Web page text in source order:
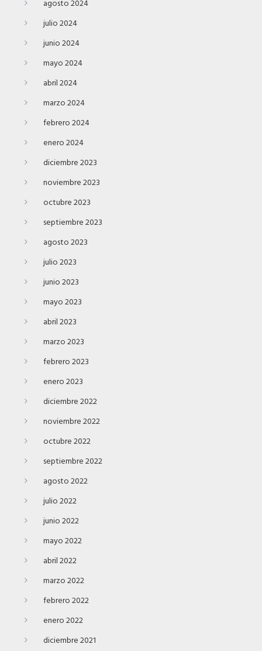
agosto 2024
julio 2024
junio 2024
mayo 2024
abril 2024
marzo 2024
febrero 2024
enero 2024
diciembre 2023
noviembre 2023
octubre 2023
septiembre 2023
agosto 2023
julio 2023
junio 2023
mayo 2023
abril 2023
marzo 2023
febrero 2023
enero 2023
diciembre 2022
noviembre 2022
octubre 2022
septiembre 2022
agosto 2022
julio 2022
junio 2022
mayo 2022
abril 2022
marzo 2022
febrero 2022
enero 2022
diciembre 2021